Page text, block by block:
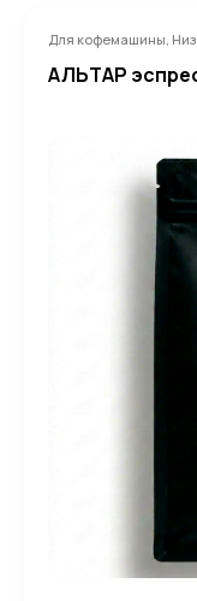
Для кофемашины,
АЛЬТАР